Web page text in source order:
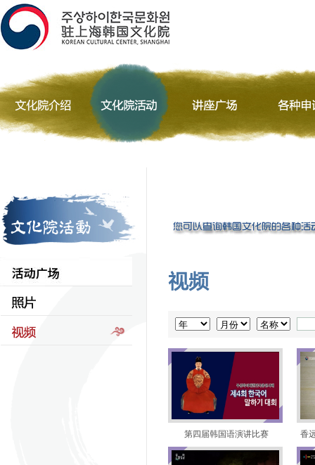
第四届韩国语演讲比赛 香